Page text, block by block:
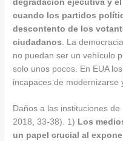
degradación ejecutiva y
cuando los partidos
descontento de los
ciudadanos . La
no puedan ser un vehículo
solo unos pocos. En EUA
incapaces de modernizarse
Daños a las instituciones
2018, 33-38). 1) Los
un papel crucial al